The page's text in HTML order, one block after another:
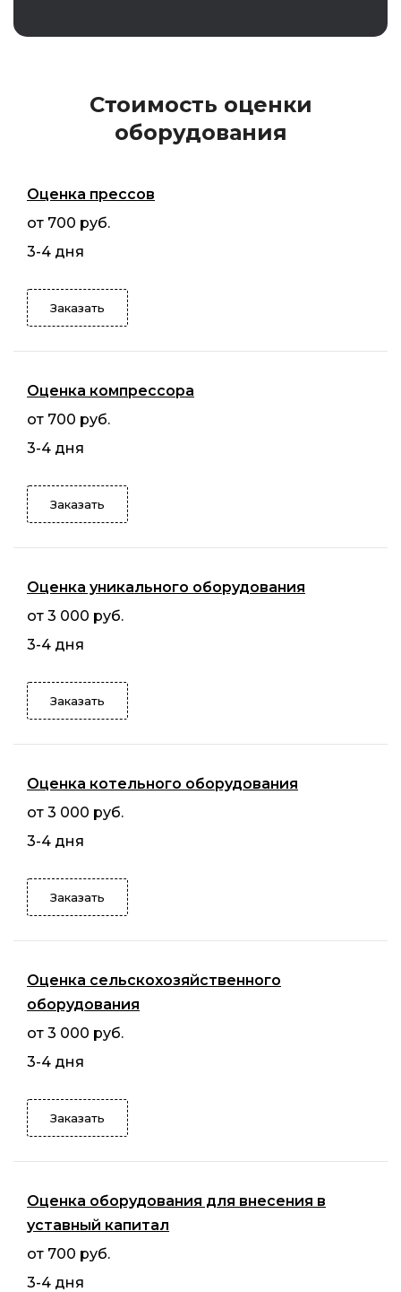
Стоимость оценки
оборудования
Оценка прессов
от 700 руб.
3-4 дня
Заказать
Оценка компрессора
от 700 руб.
3-4 дня
Заказать
Оценка уникального оборудования
от 3 000 руб.
3-4 дня
Заказать
Оценка котельного оборудования
от 3 000 руб.
3-4 дня
Заказать
Оценка сельскохозяйственного
оборудования
от 3 000 руб.
3-4 дня
Заказать
Оценка оборудования для внесения в
уставный капитал
от 700 руб.
3-4 дня